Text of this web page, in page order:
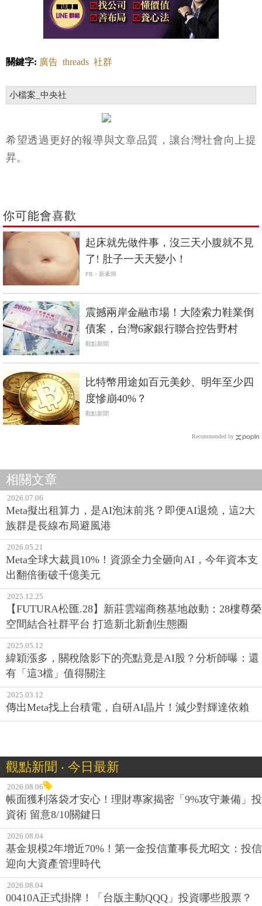
關鍵字: 廣告 threads 社群
小檔案_中央社
希望透過更好的報導與文章品質，讓台灣社會向上提
昇。
你可能會喜歡
PR
起床就先做件事，沒三天小腹就不見
了! 肚子一天天變小！
PR・新素簡
震撼兩岸金融市場！大陸索力鞋業倒
債案，台灣6家銀行聯合控告野村
觀點新聞
比特幣用途如百元美鈔、明年至少四
度慘崩40%？
觀點新聞
Recommended by
相關文章
2026.07.06
Meta擬出租算力，是AI泡沫前兆？即便AI退燒，這2大
族群是長線布局避風港
2026.05.21
Meta全球大裁員10%！資源全力全砸向AI，今年資本支
出翻倍衝破千億美元
2025.12.25
【FUTURA松匯.28】新莊雲端商務基地啟動：28樓尊榮
空間結合社群平台 打造新北新創生態圈
2025.05.12
緯穎漲多，關稅陰影下的亮點竟是AI股？分析師曝：還
有「這3檔」值得關注
2025.03.12
傳出Meta找上台積電，自研AI晶片！減少對輝達依賴
觀點新聞 ‧ 今日最新
2026.08.06
帳面獲利落袋才安心！理財專家揭密「9%攻守兼備」投
資術 留意8/10關鍵日
2026.08.04
基金規模2年增近70%！第一金投信董事長尤昭文：投信
迎向大資產管理時代
2026.08.04
00410A正式掛牌！「台版主動QQQ」投資哪些股票？